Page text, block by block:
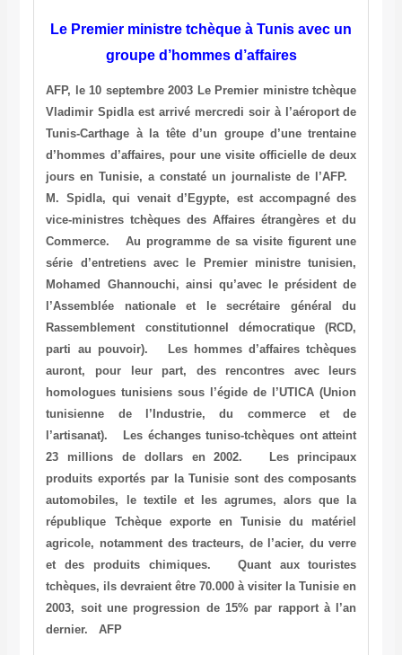
Le Premier ministre tchèque à Tunis avec un
groupe d’hommes d’affaires
AFP, le 10 septembre 2003 Le Premier ministre tchèque
Vladimir Spidla est arrivé mercredi soir à l’aéroport de
Tunis-Carthage à la tête d’un groupe d’une trentaine
d’hommes d’affaires, pour une visite officielle de deux
jours en Tunisie, a constaté un journaliste de l’AFP.
M. Spidla, qui venait d’Egypte, est accompagné des
vice-ministres tchèques des Affaires étrangères et du
Commerce. Au programme de sa visite figurent une
série d’entretiens avec le Premier ministre tunisien,
Mohamed Ghannouchi, ainsi qu’avec le président de
l’Assemblée nationale et le secrétaire général du
Rassemblement constitutionnel démocratique (RCD,
parti au pouvoir). Les hommes d’affaires tchèques
auront, pour leur part, des rencontres avec leurs
homologues tunisiens sous l’égide de l’UTICA (Union
tunisienne de l’Industrie, du commerce et de
l’artisanat). Les échanges tuniso-tchèques ont atteint
23 millions de dollars en 2002. Les principaux
produits exportés par la Tunisie sont des composants
automobiles, le textile et les agrumes, alors que la
république Tchèque exporte en Tunisie du matériel
agricole, notamment des tracteurs, de l’acier, du verre
et des produits chimiques. Quant aux touristes
tchèques, ils devraient être 70.000 à visiter la Tunisie en
2003, soit une progression de 15% par rapport à l’an
dernier.AFP